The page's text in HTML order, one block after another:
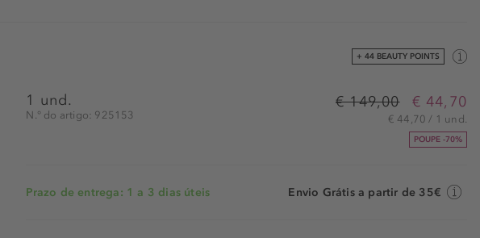
+ 44 BEAUTY POINTS
1 und.
N.° do artigo: 925153
€ 149,00 € 44,70
€ 44,70 / 1 und.
POUPE -70%
Prazo de entrega: 1 a 3 dias úteis Envio Grátis a partir de 35€